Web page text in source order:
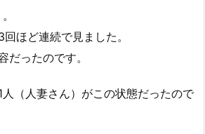
ほど連続で見ました。
だったのです。
（人妻さん）がこの状態だったので